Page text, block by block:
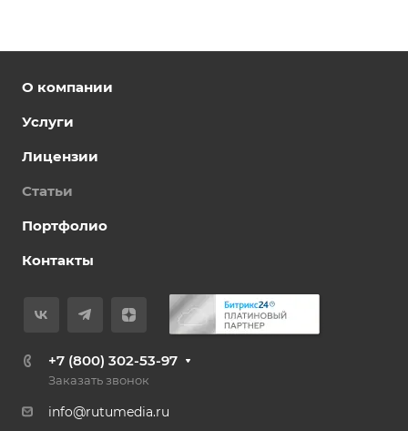
О компании
Услуги
Лицензии
Статьи
Портфолио
Контакты
+7 (800) 302-53-97
Заказать звонок
info@rutumedia.ru